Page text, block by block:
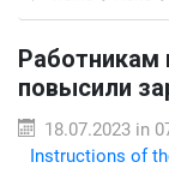
Работникам
повысили
18.07.2023 in
Instructions of